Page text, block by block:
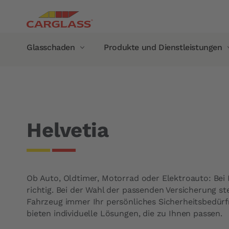
Main navigation
Glasschaden
Frontscheibe
Seitenscheibe
Panoramadach
Rekalibrierung der Kamera
Regensensoren
Produkte und Dienstleistungen
Garantie
Unsere Produkte
Scheibenwischer
Carglass Protect®
Helvetia
Ob Auto, Oldtimer, Motorrad oder Elektroauto: Bei
richtig. Bei der Wahl der passenden Versicherung
Fahrzeug immer Ihr persönliches
bieten individuelle Lösungen, die zu Ihnen passen.